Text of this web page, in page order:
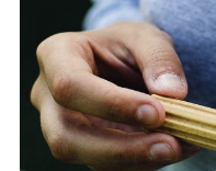
h
o
r
: